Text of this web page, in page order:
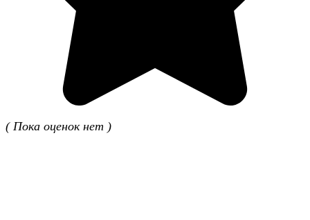
( Пока оценок нет )